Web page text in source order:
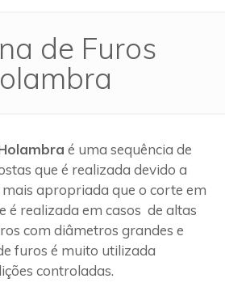
de Furos
é uma sequência de
que é realizada devido a
apropriada que o corte em
é realizada em casos de altas
com diâmetros grandes e
furos é muito utilizada
controladas.